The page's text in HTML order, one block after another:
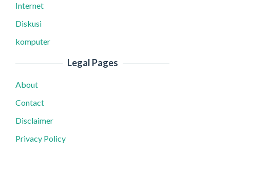
Internet
Diskusi
komputer
Legal Pages
About
Contact
Disclaimer
Privacy Policy